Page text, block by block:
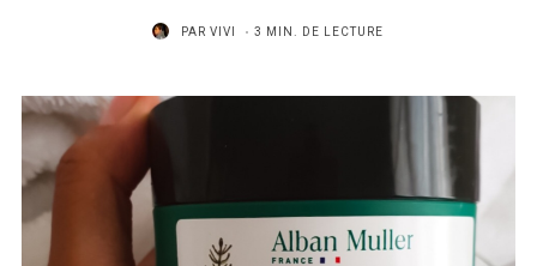
PAR VIVI 3 MIN. DE LECTURE